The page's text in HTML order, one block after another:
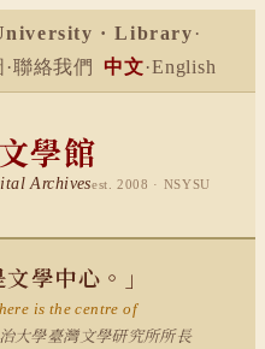
· Library ·
·聯絡我們 中文·English
學館
Archivesest. 2008 · NSYSU
學中心。」
is the centre of
學臺灣文學研究所所長